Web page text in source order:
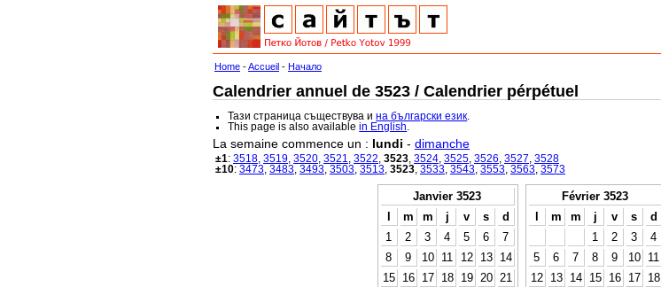
Home -Accueil - Начало
Calendrier annuel de 3523 / Calendrier pérpétuel
Тази страница съществува ина български език
This page is also availablein English
La semaine commence un : lundi - dimanche
±1: 3518 3519 3520 3521 3522 3523 3524 3525 3526 3527 3528
±10: 3473 3483 3493 3503 3513 3523 3533 3543 3553 3563 3573
Janvier 3523
l
m m j v s
d
1
2 3 4 5 6
7
8
9 10 11 12 13
14
15
16 17 18 19 20
21
Février 3523
l
m m j v s
d
1
2 3
4
5
6 7 8 9 10
11
12
13 14 15 16 17
18